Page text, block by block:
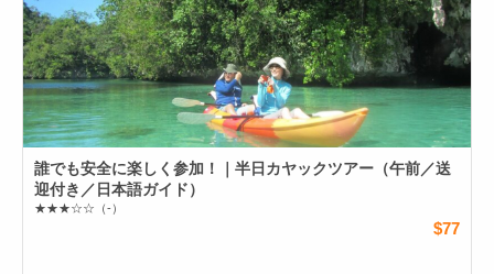
誰でも安全に楽しく参加！｜半日カヤックツアー（午前／送
迎付き／日本語ガイド）
★★★☆☆ （-）
$77